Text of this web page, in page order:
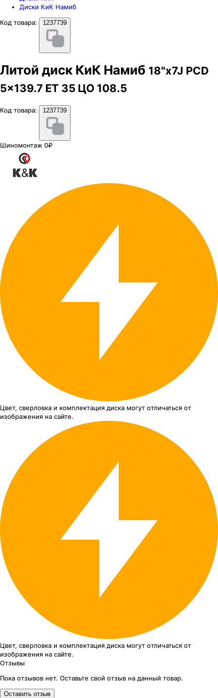
Диски КиК Намиб
Код товара:
1237739
Литой диск КиК Намиб 18"x7J PCD
5x139.7 ЕТ 35 ЦО 108.5
Код товара: 1237739
Шиномонтаж 0₽
Цвет, сверловка и комплектация диска могут отличаться от
изображения на сайте.
Цвет, сверловка и комплектация диска могут отличаться от
изображения на сайте.
Отзывы
Пока отзывов нет. Оставьте свой отзыв на данный товар.
Оставить отзыв